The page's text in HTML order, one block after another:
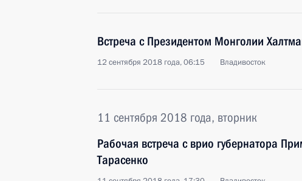
Встреча с Президентом Монголии
12 сентября 2018 года, 06:15 Владивосток
11 сентября 2018 года, вторник
Рабочая встреча с врио губернатора
Тарасенко